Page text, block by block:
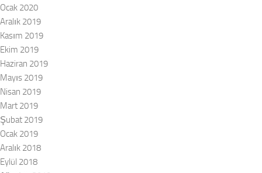
Ocak 2020
Aralık 2019
Kasım 2019
Ekim 2019
Haziran 2019
Mayıs 2019
Nisan 2019
Mart 2019
Şubat 2019
Ocak 2019
Aralık 2018
Eylül 2018